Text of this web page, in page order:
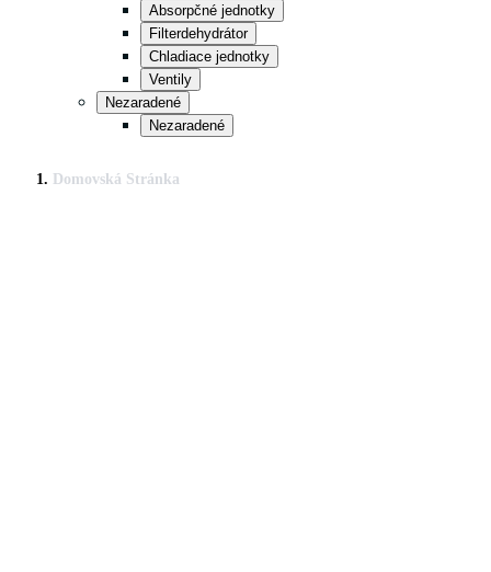
Absorpčné jednotky
Filterdehydrátor
Chladiace jednotky
Ventily
Nezaradené
Nezaradené
Domovská Stránka